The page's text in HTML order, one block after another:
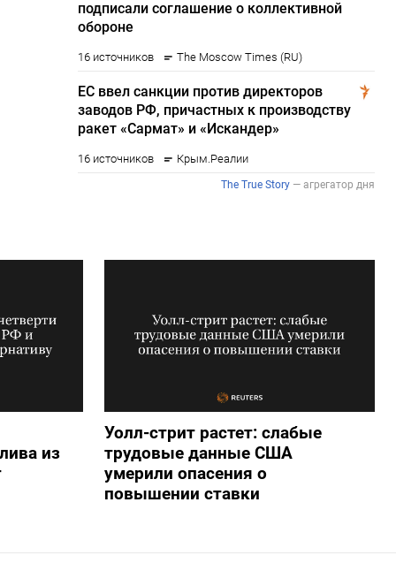
из
Уолл-стрит растет: слабые
трудовые данные США
умерили опасения о
повышении ставки